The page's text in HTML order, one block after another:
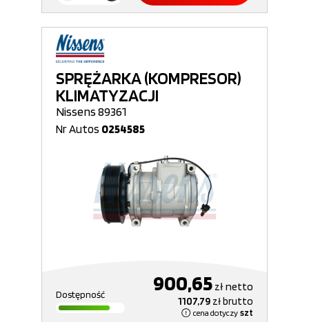
SPRĘŻARKA (KOMPRESOR)
KLIMATYZACJI
Nissens 89361
Nr Autos 0254585
Dostępność 900,65 złnetto
1107,79 złbrutto
cena dotyczy szt